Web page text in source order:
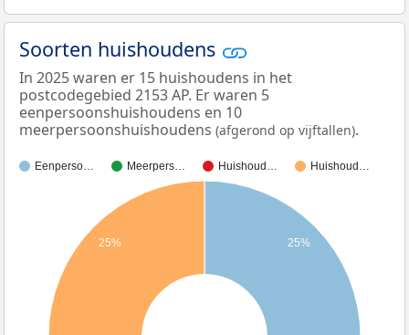
Soorten huishoudens
In 2025 waren er 15 huishoudens in het
postcodegebied 2153 AP. Er waren 5
eenpersoonshuishoudens en 10
meerpersoonshuishoudens (afgerond op vijftallen).
Eenperso… Meerpers… Huishoud… Huishoud…
25%
25%